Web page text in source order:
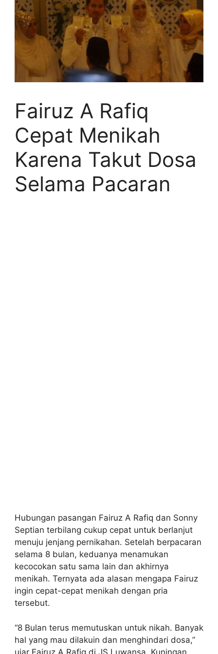
Fairuz A Rafiq
Cepat Menikah
Karena Takut Dosa
Selama Pacaran
Hubungan pasangan Fairuz A Rafiq dan Sonny
Septian terbilang cukup cepat untuk berlanjut
menuju jenjang pernikahan. Setelah berpacaran
selama 8 bulan, keduanya menamukan
kecocokan satu sama lain dan akhirnya
menikah. Ternyata ada alasan mengapa Fairuz
ingin cepat-cepat menikah dengan pria
tersebut.
“8 Bulan terus memutuskan untuk nikah. Banyak
hal yang mau dilakuin dan menghindari dosa,”
ujar Fairuz A Rafiq di JS Luwansa, Kuningan,